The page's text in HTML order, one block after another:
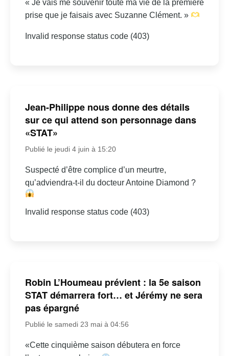
« Je vais me souvenir toute ma vie de la première
prise que je faisais avec Suzanne Clément. »
Invalid response status code (403)
Jean-Philippe nous donne des détails
sur ce qui attend son personnage dans
«STAT»
Publié le jeudi 4 juin à 15:20
Suspecté d’être complice d’un meurtre,
qu’adviendra-t-il du docteur Antoine Diamond ?
Invalid response status code (403)
Robin L’Houmeau prévient : la 5e saison
STAT démarrera fort… et Jérémy ne sera
pas épargné
Publié le samedi 23 mai à 04:56
«Cette cinquième saison débutera en force